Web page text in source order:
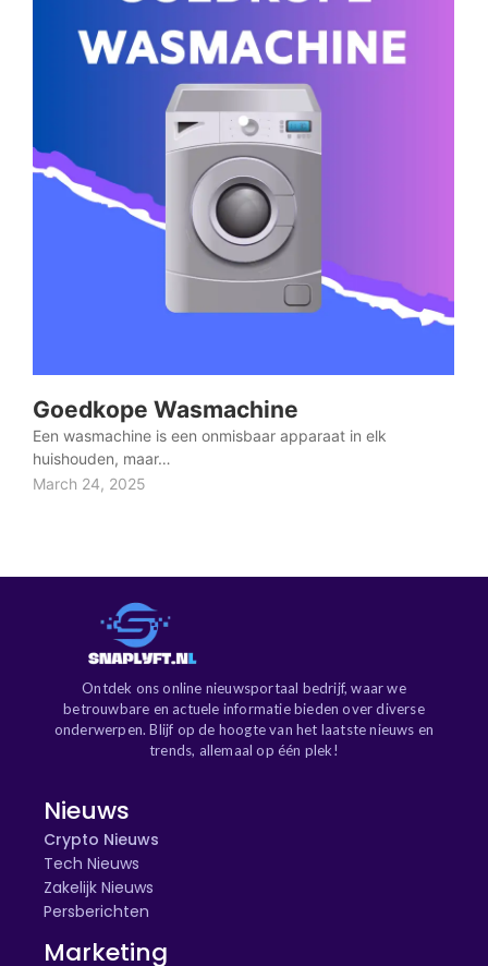
Goedkope Wasmachine
Een wasmachine is een onmisbaar apparaat in elk
huishouden, maar…
March 24, 2025
Ontdek ons online nieuwsportaal bedrijf, waar we
betrouwbare en actuele informatie bieden over diverse
onderwerpen. Blijf op de hoogte van het laatste nieuws en
trends, allemaal op één plek!
Nieuws
Crypto Nieuws
Tech Nieuws
Zakelijk Nieuws
Persberichten
Marketing